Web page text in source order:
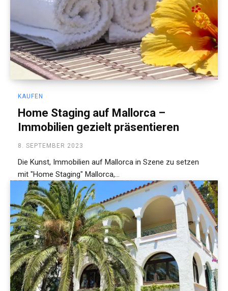
KAUFEN
Home Staging auf Mallorca –
Immobilien gezielt präsentieren
8. SEPTEMBER 2023
Die Kunst, Immobilien auf Mallorca in Szene zu setzen
mit "Home Staging" Mallorca,...